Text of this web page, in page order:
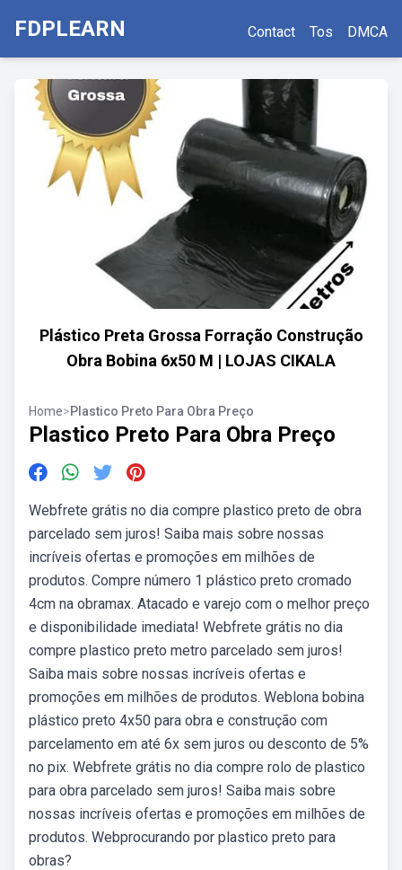
FDPLEARN Contact Tos DMCA
Plástico Preta Grossa Forração Construção
Obra Bobina 6x50 M | LOJAS CIKALA
Home>Plastico Preto Para Obra Preço
Plastico Preto Para Obra Preço
Webfrete grátis no dia compre plastico preto de obra
parcelado sem juros! Saiba mais sobre nossas
incríveis ofertas e promoções em milhões de
produtos. Compre número 1 plástico preto cromado
4cm na obramax. Atacado e varejo com o melhor preço
e disponibilidade imediata! Webfrete grátis no dia
compre plastico preto metro parcelado sem juros!
Saiba mais sobre nossas incríveis ofertas e
promoções em milhões de produtos. Weblona bobina
plástico preto 4x50 para obra e construção com
parcelamento em até 6x sem juros ou desconto de 5%
no pix. Webfrete grátis no dia compre rolo de plastico
para obra parcelado sem juros! Saiba mais sobre
nossas incríveis ofertas e promoções em milhões de
produtos. Webprocurando por plastico preto para
obras?